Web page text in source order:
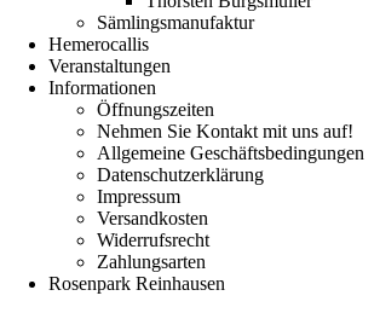
Sämlingsmanufaktur
Hemerocallis
Veranstaltungen
Informationen
Öffnungszeiten
Nehmen Sie Kontakt mit uns auf!
Allgemeine Geschäftsbedingungen
Datenschutzerklärung
Impressum
Versandkosten
Widerrufsrecht
Zahlungsarten
Rosenpark Reinhausen